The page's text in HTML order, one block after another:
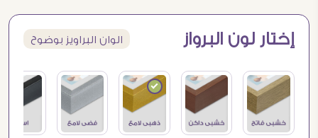
إختار لون البرواز الوان البراويز بوضوح